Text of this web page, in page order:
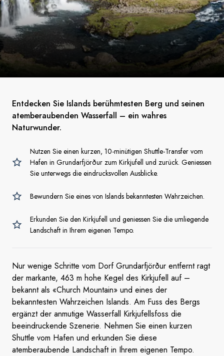
Entdecken Sie Islands berühmtesten Berg und seinen
atemberaubenden Wasserfall – ein wahres
Naturwunder.
Nutzen Sie einen kurzen, 10-minütigen Shuttle-Transfer vom
Hafen in Grundarfjörður zum Kirkjufell und zurück. Geniessen
Sie unterwegs die eindrucksvollen Ausblicke.
Bewundern Sie eines von Islands bekanntesten Wahrzeichen.
Erkunden Sie den Kirkjufell und geniessen Sie die umliegende
Landschaft in Ihrem eigenen Tempo.
Nur wenige Schritte vom Dorf Grundarfjörður entfernt ragt
der markante, 463 m hohe Kegel des Kirkjufell auf –
bekannt als «Church Mountain» und eines der
bekanntesten Wahrzeichen Islands. Am Fuss des Bergs
ergänzt der anmutige Wasserfall Kirkjufellsfoss die
beeindruckende Szenerie. Nehmen Sie einen kurzen
Shuttle vom Hafen und erkunden Sie diese
atemberaubende Landschaft in Ihrem eigenen Tempo.